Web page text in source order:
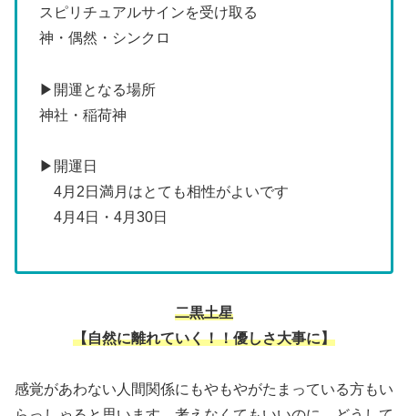
スピリチュアルサインを受け取る
神・偶然・シンクロ
▶開運となる場所
神社・稲荷神
▶開運日
4月2日満月はとても相性がよいです
4月4日・4月30日
二黒土星
【自然に離れていく！！優しさ大事に】
感覚があわない人間関係にもやもやがたまっている方もい